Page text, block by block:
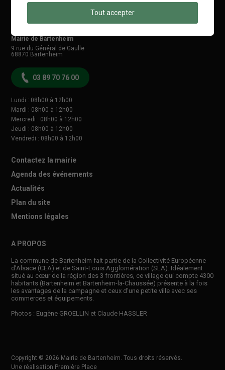
Mairie de Bartenheim
9 rue du Général de Gaulle
68870 Bartenheim
03 89 70 76 00
Lundi : 08h00 à 12h00
Mardi : 08h00 à 12h00
Mercredi : 08h00 à 12h00
Jeudi : 08h00 à 12h00
Vendredi : 08h00 à 12h00
Contactez la mairie
Agenda des événements
Actualités
Plan du site
Mentions légales
A PROPOS
La commune de Bartenheim fait partie de la Collectivité Européenne
d’Alsace (CEA) et de Saint-Louis Agglomération (SLA). Idéalement
situé au cœur de la région des 3 frontières, ce village qui compte 4300
habitants (Bartenheim et Bartenheim-la-Chaussée) présente à la fois
les avantages de la campagne et ceux d’une petite ville avec ses
commerces et équipements.
Photos : Eugène GROELLIN et Claude HASSLER
Copyright © 2026 Mairie de Bartenheim. Tous droits réservés.
Une réalisation Première Place
Tout accepter